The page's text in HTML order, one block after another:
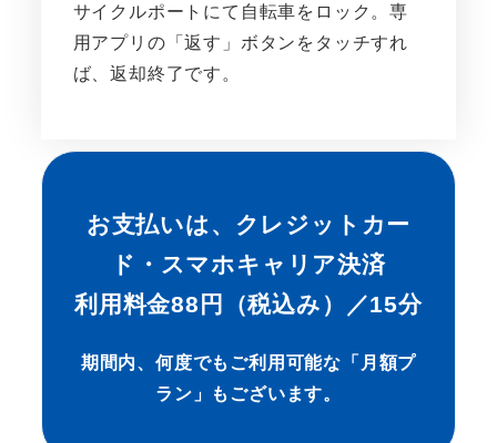
サイクルポートにて自転車をロック。専
用アプリの「返す」ボタンをタッチすれ
ば、返却終了です。
お支払いは、クレジットカー
ド・スマホキャリア決済
利用料金88円（税込み）／15分
期間内、何度でもご利用可能な「月額プ
ラン」もございます。